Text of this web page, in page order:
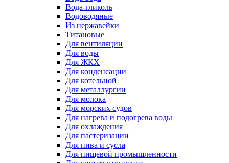
Вода-гликоль
Водоводяные
Из нержавейки
Титановые
Для вентиляции
Для воды
Для ЖКХ
Для конденсации
Для котельной
Для металлургии
Для молока
Для морских судов
Для нагрева и подогрева воды
Для охлаждения
Для пастеризации
Для пива и сусла
Для пищевой промышленности